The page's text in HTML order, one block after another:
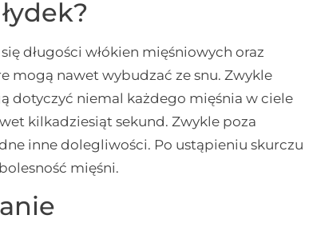
długości włókien mięśniowych oraz
mogą nawet wybudzać ze snu. Zwykle
dotyczyć niemal każdego mięśnia w ciele
kilkadziesiąt sekund. Zwykle poza
inne dolegliwości. Po ustąpieniu skurczu
mięśni.